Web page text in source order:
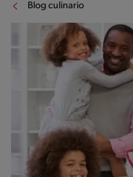
Blog culinario